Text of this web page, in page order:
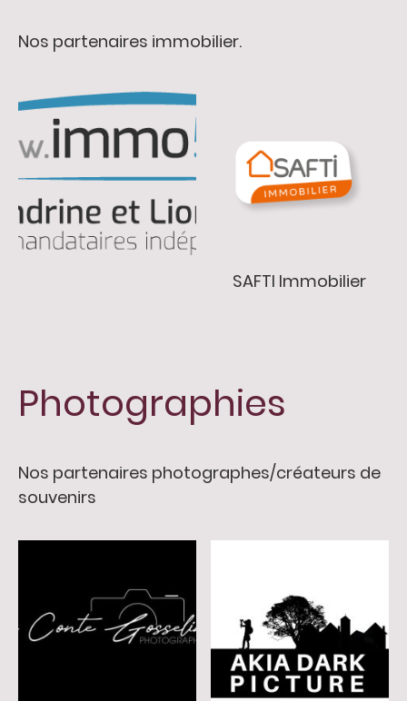
Nos partenaires immobilier.
SAFTI Immobilier
Photographies
Nos partenaires photographes/créateurs de
souvenirs